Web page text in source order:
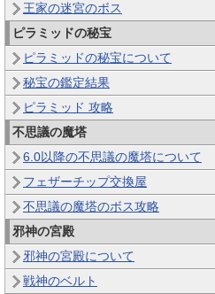
王家の迷宮のボス
ピラミッドの秘宝
ピラミッドの秘宝について
秘宝の鑑定結果
ピラミッド 攻略
不思議の魔塔
6.0以降の不思議の魔塔について
フェザーチップ交換屋
不思議の魔塔のボス攻略
邪神の宮殿
邪神の宮殿について
戦神のベルト